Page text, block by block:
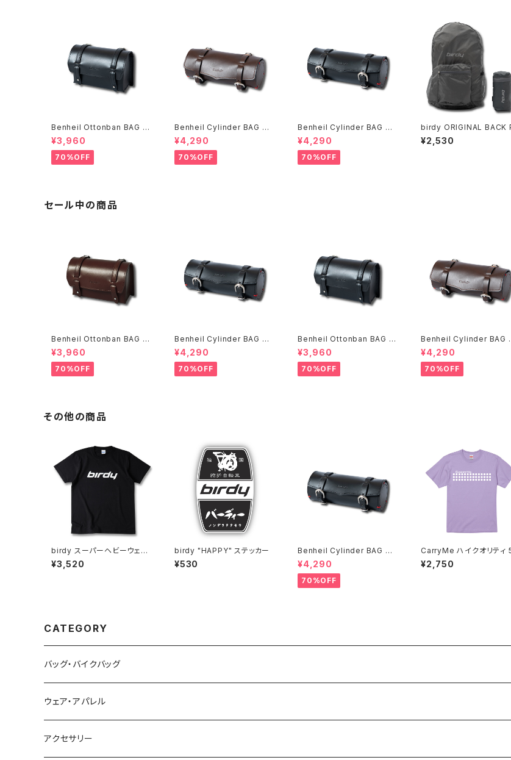
Benheil Ottonban BAG ブ
ラック
¥3,960
70%OFF
Benheil Cylinder BAG ブ
ラウン
¥4,290
70%OFF
Benheil Cylinder BAG ブ
ラック
¥4,290
70%OFF
birdy ORIGINAL BACK
CK
¥2,530
セール中の商品
Benheil Ottonban BAG ブ
ラウン
¥3,960
70%OFF
Benheil Cylinder BAG ブ
ラック
¥4,290
70%OFF
Benheil Ottonban BAG ブ
ラック
¥3,960
70%OFF
Benheil Cylinder BAG
ラウン
¥4,290
70%OFF
その他の商品
birdy スーパーヘビーウェイ
ト 7.1oz Tシャツ ブラック
¥3,520
birdy "HAPPY" ステッカー
¥530
Benheil Cylinder BAG ブ
ラック
¥4,290
70%OFF
CarryMe ハイクオリティ
oz Tシャツ スミレ
¥2,750
CATEGORY
バッグ・バイクバッグ
ウェア・アパレル
アクセサリー